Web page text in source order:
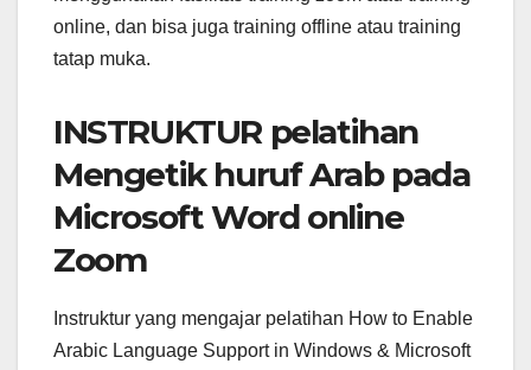
online, dan bisa juga training offline atau training
tatap muka.
INSTRUKTUR pelatihan
Mengetik huruf Arab pada
Microsoft Word online
Zoom
Instruktur yang mengajar pelatihan How to Enable
Arabic Language Support in Windows & Microsoft